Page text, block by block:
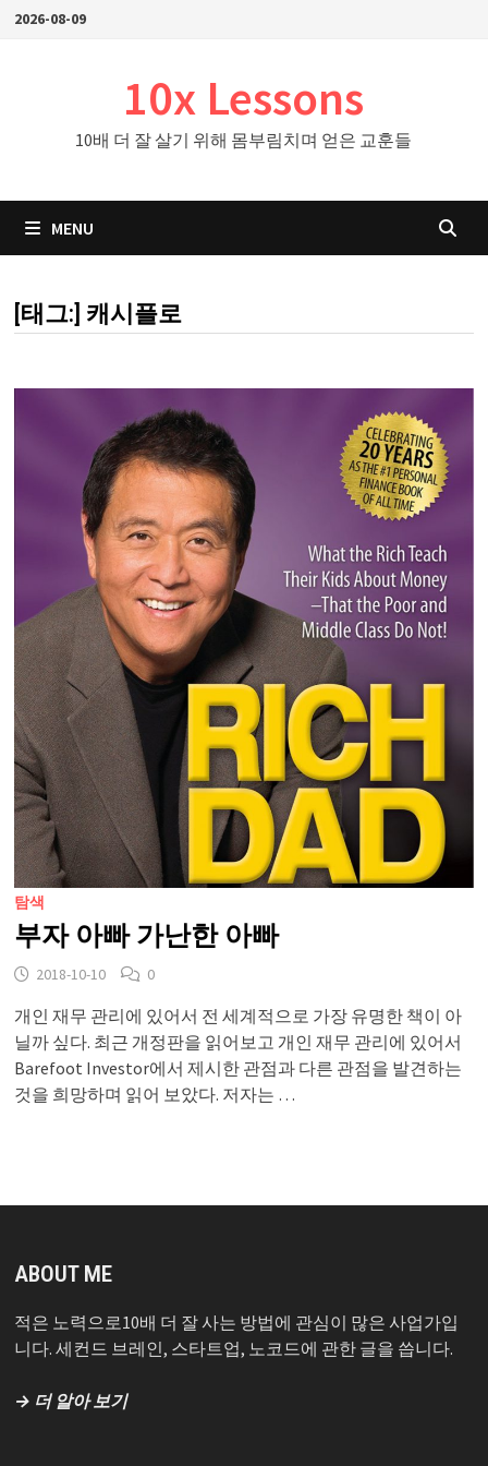
Skip2026-08-09
10x Lessons
10배 더 잘 살기 위해 몸부림치며 얻은 교훈들
MENU
[태그:] 캐시플로
탐색
부자 아빠 가난한 아빠
2018-10-10 0
개인 재무 관리에 있어서 전 세계적으로 가장 유명한 책이 아
닐까 싶다. 최근 개정판을 읽어보고 개인 재무 관리에 있어서
Barefoot Investor에서 제시한 관점과 다른 관점을 발견하는
것을 희망하며 읽어 보았다. 저자는 …
ABOUT ME
적은 노력으로10배 더 잘 사는 방법에 관심이 많은 사업가입
니다. 세컨드 브레인, 스타트업, 노코드에 관한 글을 씁니다.
→ 더 알아 보기